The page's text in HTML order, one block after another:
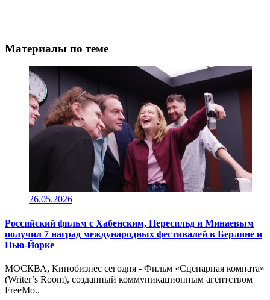
Материалы по теме
26.05.2026
Российский фильм с Хабенским, Пересильд и Минаевым
получил 7 наград международных фестивалей в Берлине и
Нью-Йорке
МОСКВА, Кинобизнес сегодня - Фильм «Сценарная комната»
(Writer’s Room), созданный коммуникационным агентством
FreeMo..